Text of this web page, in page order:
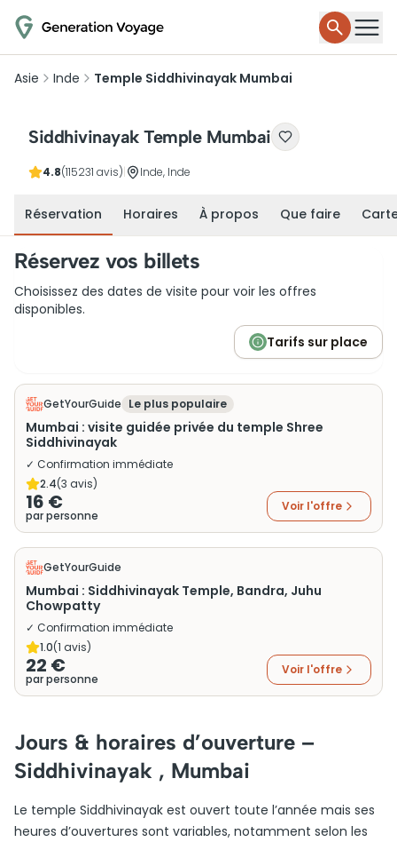
Asie Inde Temple Siddhivinayak Mumbai
Siddhivinayak Temple Mumbai
4.8(115231 avis) Inde, Inde
Réservation Horaires À propos Que faire
Réservez vos billets
Choisissez des dates de visite pour voir les offres
disponibles.
Tarifs sur place
GetYourGuide Le plus populaire
Mumbai : visite guidée privée du temple Shree
Siddhivinayak
✓ Confirmation immédiate
2.4(3 avis)
16 €
par personne
Voir l'offre
GetYourGuide
Mumbai : Siddhivinayak Temple, Bandra, Juhu
Chowpatty
✓ Confirmation immédiate
1.0(1 avis)
22 €
par personne
Voir l'offre
Jours & horaires d’ouverture –
Siddhivinayak , Mumbai
Le temple Siddhivinayak est ouvert toute l’année mais ses
heures d’ouvertures sont variables, notamment selon les